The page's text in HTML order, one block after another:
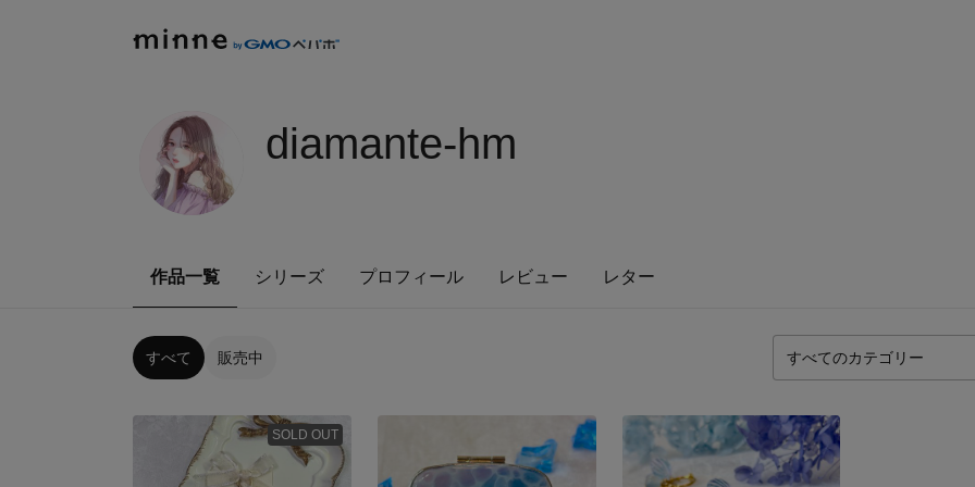
diamante-hm
作品一覧 シリーズ プロフィール レビュー レター
すべて 販売中
SOLD OUT